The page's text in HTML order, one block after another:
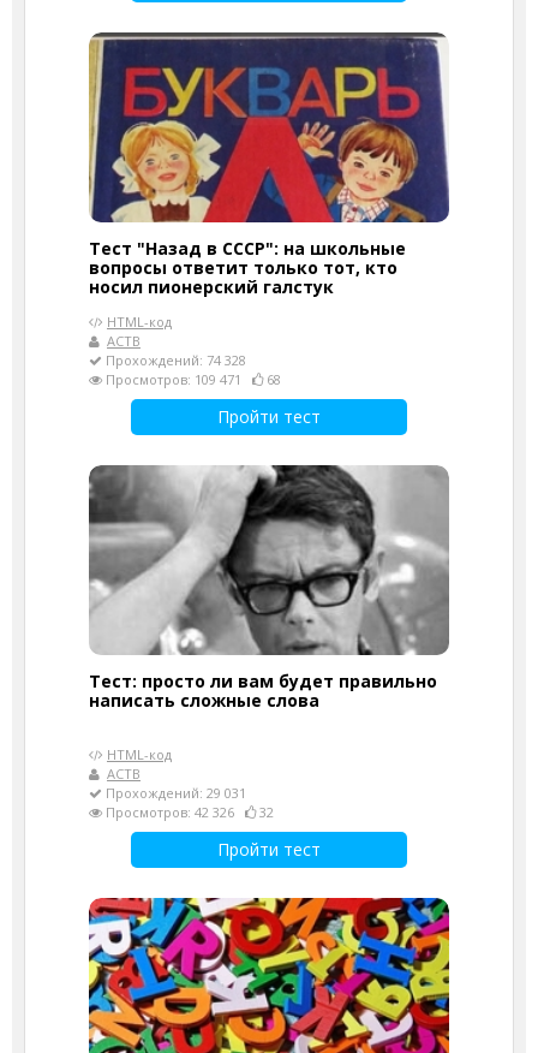
Тест "Назад в СССР": на школьные
вопросы ответит только тот, кто
носил пионерский галстук
HTML-код
АСТВ
Прохождений: 74 328
Просмотров: 109 471
68
Пройти тест
Тест: просто ли вам будет правильно
написать сложные слова
HTML-код
АСТВ
Прохождений: 29 031
Просмотров: 42 326
32
Пройти тест